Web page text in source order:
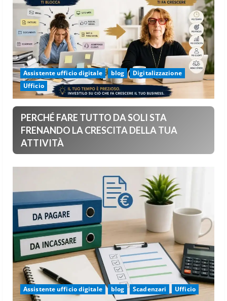
Assistente ufficio digitale blog
Digitalizzazione
Ufficio
PERCHÉ FARE TUTTO DA SOLI STA
FRENANDO LA CRESCITA DELLA TUA
ATTIVITÀ
Assistente ufficio digitale blog Scadenzari Ufficio